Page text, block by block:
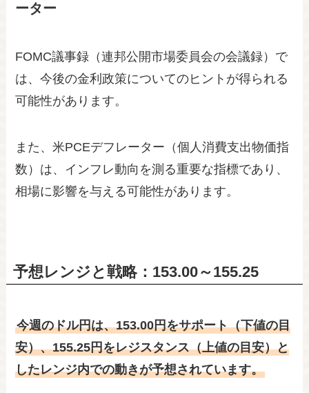
ーター
FOMC議事録（連邦公開市場委員会の会議録）で
は、今後の金利政策についてのヒントが得られる
可能性があります。
また、米PCEデフレーター（個人消費支出物価指
数）は、インフレ動向を測る重要な指標であり、
相場に影響を与える可能性があります。
予想レンジと戦略：153.00～155.25
今週のドル円は、153.00円をサポート（下値の目
安）、155.25円をレジスタンス（上値の目安）と
したレンジ内での動きが予想されています。